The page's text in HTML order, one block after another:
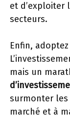
et d’exploiter
secteurs.
Enfin,
mais un
surmonter
marché et à